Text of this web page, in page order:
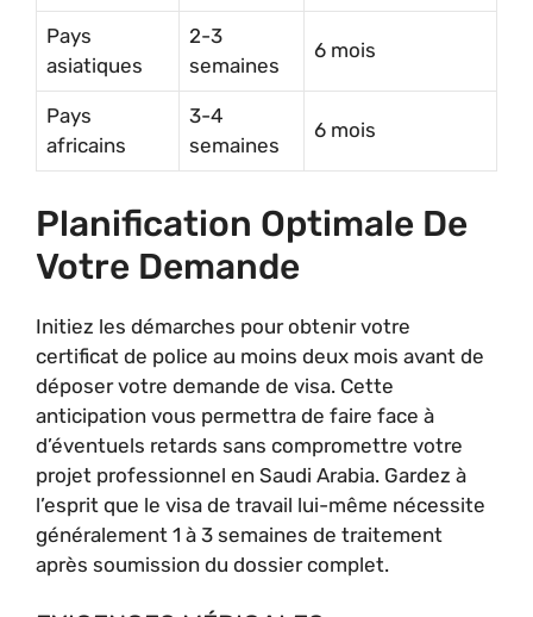
Pays
asiatiques
2-3
semaines
6 mois
Pays
africains
3-4
semaines
6 mois
Planification Optimale De
Votre Demande
Initiez les démarches pour obtenir votre
certificat de police au moins deux mois avant de
déposer votre demande de visa. Cette
anticipation vous permettra de faire face à
d’éventuels retards sans compromettre votre
projet professionnel en Saudi Arabia. Gardez à
l’esprit que le visa de travail lui-même nécessite
généralement 1 à 3 semaines de traitement
après soumission du dossier complet.